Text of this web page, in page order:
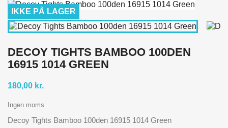
IKKE PÅ LAGER
DECOY TIGHTS BAMBOO 100DEN
16915 1014 GREEN
180,00 kr.
Ingen moms
Decoy Tights Bamboo 100den 16915 1014 Green